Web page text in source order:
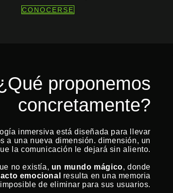
CONOCERSE
proponemos
concretamente?
inmersiva está diseñada para llevar
a una nueva dimensión. dimensión, un
la comunicación le dejará sin aliento.
no existía, un mundo mágico, donde
emocional
resulta en una memoria
imposible de eliminar para sus usuarios.